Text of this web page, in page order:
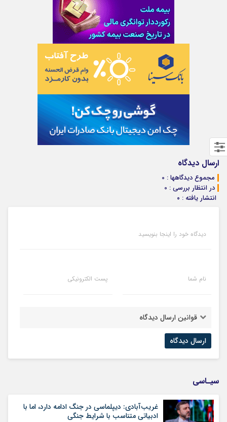
ارسال دیدگاه
مجموع دیدگاهها : 0
در انتظار بررسی : 0
انتشار یافته : ۰
دیدگاه خود را اینجا بنویسید
نام شما پست الکترونیکی
قوانین ارسال دیدگاه
سیـاسی
غریب‌آبادی: دیپلماسی در جنگ ادامه دارد، اما با
ادبیاتی متناسب با شرایط جنگی